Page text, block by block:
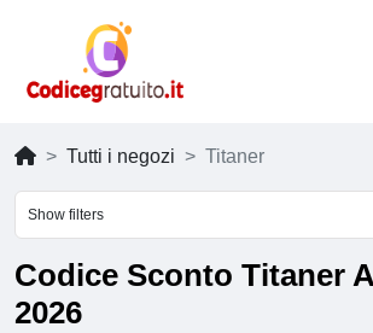
Tutti i negozi Titaner
Show filters
Codice Sconto Titaner
2026